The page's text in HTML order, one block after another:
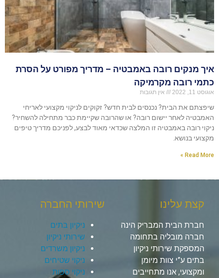
איך מנקים רובה באמבטיה – מדריך מפורט על הסרת
כתמי רובה מקרמיקה
אוגוסט 11, 2022 אין תגובות
שיפצתם את הבית? נכנסים לבית חדש? זקוקים לניקוי מקצועי לאריחי
האמבטיה לאחר יישום רובה? או שהרובה שקיימת כבר מתחילה להשחיר?
ניקוי רובה באמבטיה זו המלצה שכדאי מאוד לבצע, לפניכם מדריך טיפים
מקצועי בנושא.
Read More »
קצת עלינו
חברת הבית המבריק הינה
חברה מובליה בתחומה
המספקת שירותי ניקיון
בתים ע”י צוות מיומן
ומקצועי, אנו מתחייבים
שירותי החברה
ניקיון בתים
שירותי ניקיון
ניקיון משרדים
ניקוי שטיחים
ניקוי ספות